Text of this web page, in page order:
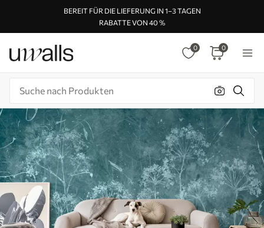
BEREIT FÜR DIE LIEFERUNG IN 1–3 TAGEN
RABATTE VON 40 %
0 0